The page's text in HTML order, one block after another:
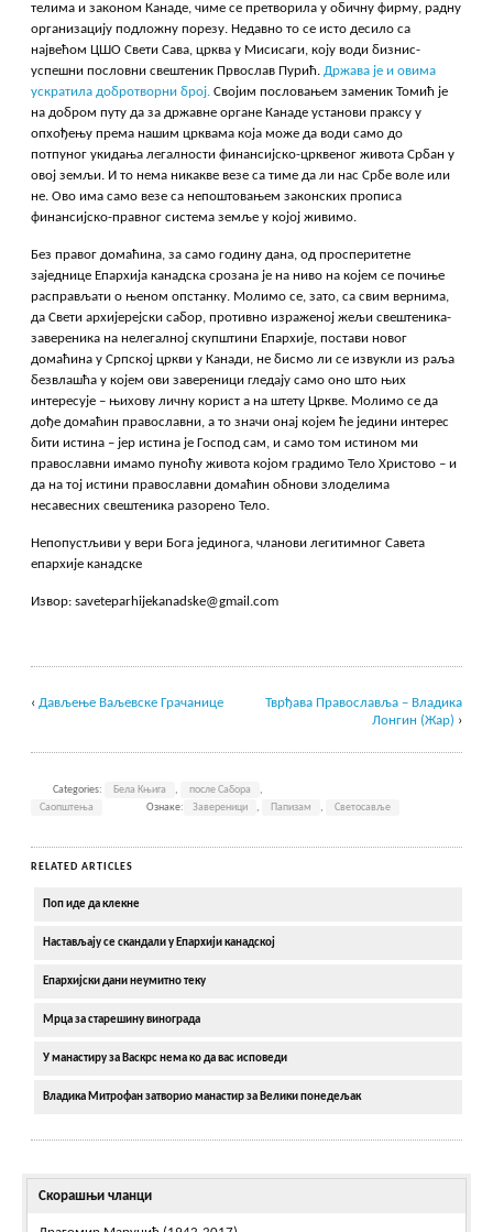
телима и законом Канаде, чиме се претворила у обичну фирму, радну
организацију подложну порезу. Недавно то се исто десило са
највећом ЦШО Свети Сава, црква у Мисисаги, коју води бизнис-
успешни пословни свештеник Првослав Пурић.Држава је и овима
ускратила добротворни број. Својим пословањем заменик Томић је
на добром путу да за државне органе Канаде установи праксу у
опхођењу према нашим црквама која може да води само до
потпуног укидања легалности финансијско-црквеног живота Србан у
овој земљи. И то нема никакве везе са тиме да ли нас Србе воле или
не. Ово има само везе са непоштовањем законских прописа
финансијско-правног система земље у којој живимо.
Без правог домаћина, за само годину дана, од просперитетне
заједнице Епархија канадска срозана је на ниво на којем се почиње
расправљати о њеном опстанку. Молимо се, зато, са свим вернима,
да Свети архијерејски сабор, противно израженој жељи свештеника-
завереника на нелегалној скупштини Епархије, постави новог
домаћина у Српској цркви у Канади, не бисмо ли се извукли из раља
безвлашћа у којем ови завереници гледају само оно што њих
интересује – њихову личну корист а на штету Цркве. Молимо се да
дође домаћин православни, а то значи онај којем ће једини интерес
бити истина – јер истина је Господ сам, и само том истином ми
православни имамо пуноћу живота којом градимо Тело Христово – и
да на тој истини православни домаћин обнови злоделима
несавесних свештеника разорено Тело.
Непопустљиви у вери Бога јединога, чланови легитимног Савета
епархије канадске
Извор: saveteparhijekanadske@gmail.com
‹Дављење Ваљевске Грачанице
Тврђава Православља – Владика
Лонгин (Жар) ›
Categories: Бела Књига , после Сабора
,
Саопштења
Ознаке: Завереници , Папизам , Светосавље
RELATED ARTICLES
Поп иде да клекне
Настављају се скандали у Епархији канадској
Епархијски дани неумитно теку
Мрца за старешину винограда
У манастиру за Васкрс нема ко да вас исповеди
Владика Митрофан затворио манастир за Велики понедељак
Скорашњи чланци